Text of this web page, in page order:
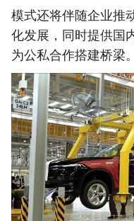
模式还将伴随企业推
化发展，同时提供国
为公私合作搭建桥梁。